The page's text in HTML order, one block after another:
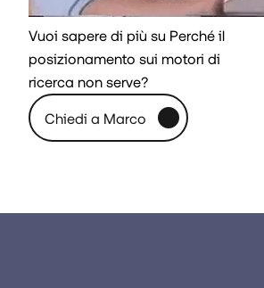
Vuoi sapere di più su Perché il
posizionamento sui motori di
ricerca non serve?
Chiedi a Marco